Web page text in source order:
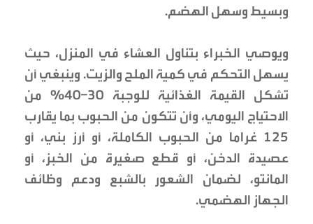
وبسيط وسهل الهضم.
ويوصي الخبراء بتناول العشاء في المنزل، حيث
يسهل التحكم في كمية الملح والزيت. وينبغي أن
تشكل القيمة الغذائية للوجبة 30–40% من
الاحتياج اليومي، وأن تتكون من الحبوب بما يقارب
125 غراما من الحبوب الكاملة، أو أرز بني، أو
عصيدة الدخن، أو قطع صغيرة من الخبز، أو
المانتو، لضمان الشعور بالشبع ودعم وظائف
الجهاز الهضمي.